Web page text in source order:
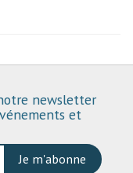
newsletter
et
Je m'abonne